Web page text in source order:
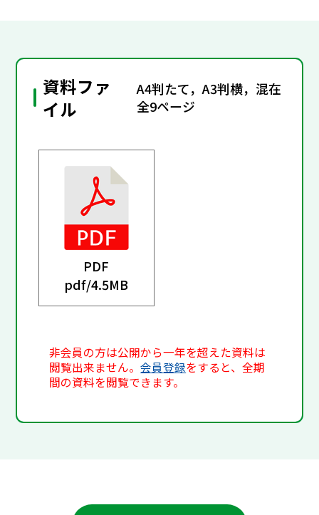
資料ファ
イル
A4判たて，A3判横，混在
全9ページ
PDF
pdf/4.5MB
非会員の方は公開から一年を超えた資料は
閲覧出来ません。会員登録をすると、全期
間の資料を閲覧できます。